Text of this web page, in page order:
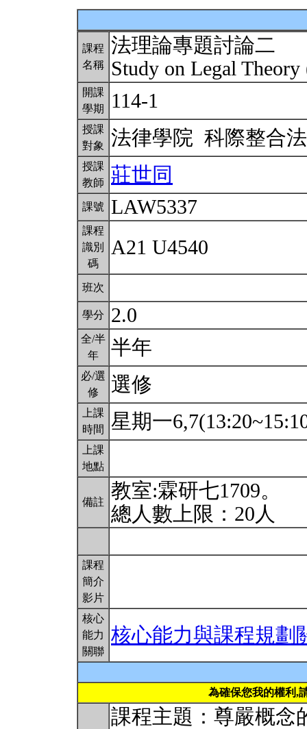
課程
名稱
法理論專題討論二
Study on Legal
開課
學期
114-1
授課
對象
法律學院 科際整合
授課
教師
莊世同
課號 LAW5337
課程
識別
碼
A21 U4540
班次
學分 2.0
全/半
年
半年
必/選
修
選修
上課
時間
星期一
上課
地點
備註
教室:霖研七1709。
總人數上限：20人
課程
簡介
影片
核心
能力
關聯
核心能力與課程規劃
為確保您我的權利,
課程主題：尊嚴概念